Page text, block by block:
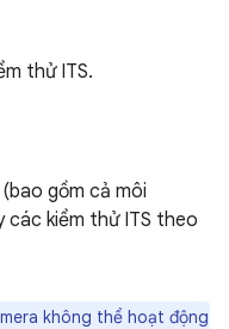
thử ITS.
gồm cả môi
các kiểm thử ITS theo
không thể hoạt động